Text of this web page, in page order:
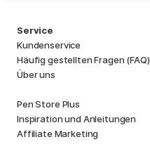
Service
Kundenservice
Häufig gestellten Fragen (FAQ)
Über uns
Pen Store Plus
Inspiration und Anleitungen
Affiliate Marketing